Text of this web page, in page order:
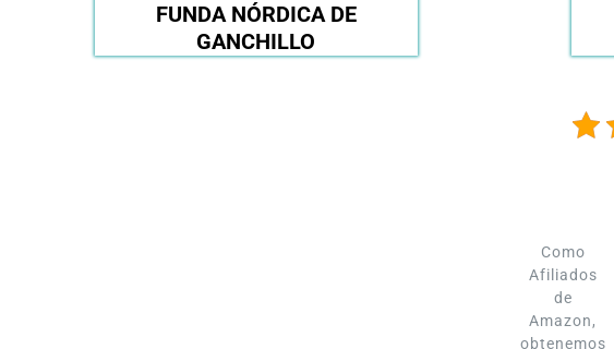
FUNDA NÓRDICA DE
GANCHILLO
Como
Afiliados
de
Amazon,
obtenemos